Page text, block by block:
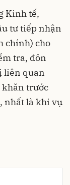
Kinh tế,
tư tiếp nhận
chính) cho
tra, đôn
liên quan
trước
nhất là khi vụ